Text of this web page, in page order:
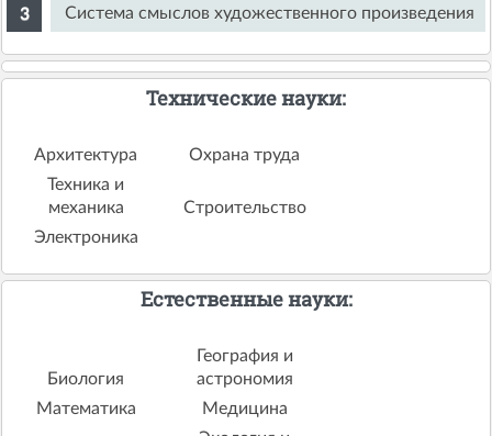
Система смыслов художественного произведения
Технические науки:
Архитектура
Охрана труда
Техника и
механика
Строительство
Электроника
Естественные науки:
Биология
География и
астрономия
Математика
Медицина